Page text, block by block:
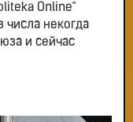
Online"
числа некогда
и сейчас